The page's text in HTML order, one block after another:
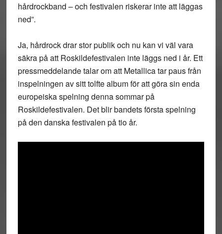
hårdrockband – och festivalen riskerar inte att läggas
ned”.
Ja, hårdrock drar stor publik och nu kan vi väl vara
säkra på att Roskildefestivalen inte läggs ned i år. Ett
pressmeddelande talar om att Metallica tar paus från
inspelningen av sitt tolfte album för att göra sin enda
europeiska spelning denna sommar på
Roskildefestivalen. Det blir bandets första spelning
på den danska festivalen på tio år.